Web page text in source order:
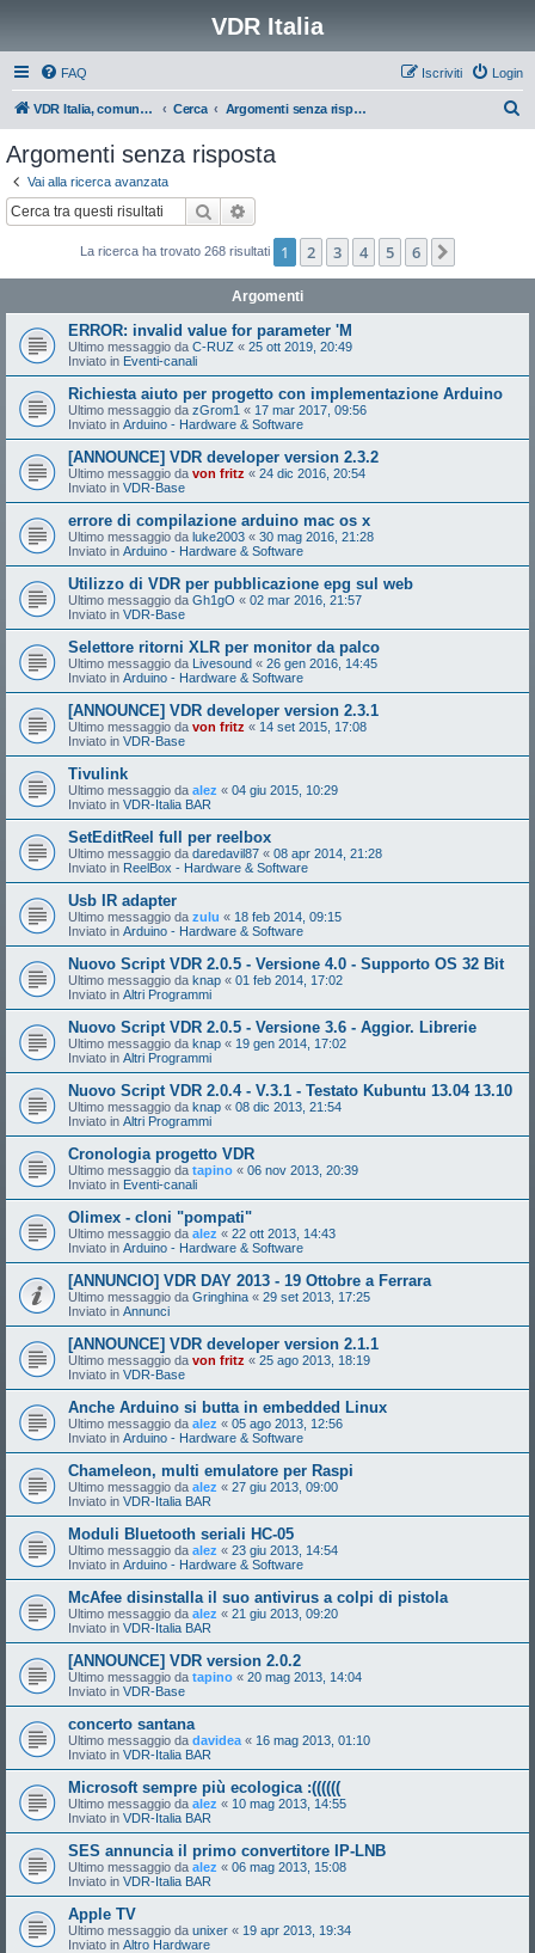
VDR Italia
FAQ Login
Iscriviti
VDR Italia, comunità italiana utilizzatori VDR Cerca Argomenti senza risposta
Argomenti senza risposta
Vai alla ricerca avanzata
Cerca
La ricerca ha trovato 268 risultati 1 2 3 4 5 6
Argomenti
ERROR: invalid value for parameter 'M
Ultimo messaggio da C-RUZ « 25 ott 2019, 20:49
Inviato in Eventi-canali
Richiesta aiuto per progetto con implementazione Arduino
Ultimo messaggio da zGrom1 « 17 mar 2017, 09:56
Inviato in Arduino - Hardware & Software
[ANNOUNCE] VDR developer version 2.3.2
Ultimo messaggio da von fritz « 24 dic 2016, 20:54
Inviato in VDR-Base
errore di compilazione arduino mac os x
Ultimo messaggio da luke2003 « 30 mag 2016, 21:28
Inviato in Arduino - Hardware & Software
Utilizzo di VDR per pubblicazione epg sul web
Ultimo messaggio da Gh1gO « 02 mar 2016, 21:57
Inviato in VDR-Base
Selettore ritorni XLR per monitor da palco
Ultimo messaggio da Livesound « 26 gen 2016, 14:45
Inviato in Arduino - Hardware & Software
[ANNOUNCE] VDR developer version 2.3.1
Ultimo messaggio da von fritz « 14 set 2015, 17:08
Inviato in VDR-Base
Tivulink
Ultimo messaggio da alez « 04 giu 2015, 10:29
Inviato in VDR-Italia BAR
SetEditReel full per reelbox
Ultimo messaggio da daredavil87 « 08 apr 2014, 21:28
Inviato in ReelBox - Hardware & Software
Usb IR adapter
Ultimo messaggio da zulu « 18 feb 2014, 09:15
Inviato in Arduino - Hardware & Software
Nuovo Script VDR 2.0.5 - Versione 4.0 - Supporto OS 32 Bit
Ultimo messaggio da knap « 01 feb 2014, 17:02
Inviato in Altri Programmi
Nuovo Script VDR 2.0.5 - Versione 3.6 - Aggior. Librerie
Ultimo messaggio da knap « 19 gen 2014, 17:02
Inviato in Altri Programmi
Nuovo Script VDR 2.0.4 - V.3.1 - Testato Kubuntu 13.04 13.10
Ultimo messaggio da knap « 08 dic 2013, 21:54
Inviato in Altri Programmi
Cronologia progetto VDR
Ultimo messaggio da tapino « 06 nov 2013, 20:39
Inviato in Eventi-canali
Olimex - cloni "pompati"
Ultimo messaggio da alez « 22 ott 2013, 14:43
Inviato in Arduino - Hardware & Software
[ANNUNCIO] VDR DAY 2013 - 19 Ottobre a Ferrara
Ultimo messaggio da Gringhina « 29 set 2013, 17:25
Inviato in Annunci
[ANNOUNCE] VDR developer version 2.1.1
Ultimo messaggio da von fritz « 25 ago 2013, 18:19
Inviato in VDR-Base
Anche Arduino si butta in embedded Linux
Ultimo messaggio da alez « 05 ago 2013, 12:56
Inviato in Arduino - Hardware & Software
Chameleon, multi emulatore per Raspi
Ultimo messaggio da alez « 27 giu 2013, 09:00
Inviato in VDR-Italia BAR
Moduli Bluetooth seriali HC-05
Ultimo messaggio da alez « 23 giu 2013, 14:54
Inviato in Arduino - Hardware & Software
McAfee disinstalla il suo antivirus a colpi di pistola
Ultimo messaggio da alez « 21 giu 2013, 09:20
Inviato in VDR-Italia BAR
[ANNOUNCE] VDR version 2.0.2
Ultimo messaggio da tapino « 20 mag 2013, 14:04
Inviato in VDR-Base
concerto santana
Ultimo messaggio da davidea « 16 mag 2013, 01:10
Inviato in VDR-Italia BAR
Microsoft sempre più ecologica :((((((
Ultimo messaggio da alez « 10 mag 2013, 14:55
Inviato in VDR-Italia BAR
SES annuncia il primo convertitore IP-LNB
Ultimo messaggio da alez « 06 mag 2013, 15:08
Inviato in VDR-Italia BAR
Apple TV
Ultimo messaggio da unixer « 19 apr 2013, 19:34
Inviato in Altro Hardware